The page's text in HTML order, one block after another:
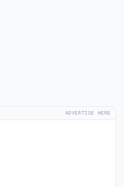
ADVERTISE HERE